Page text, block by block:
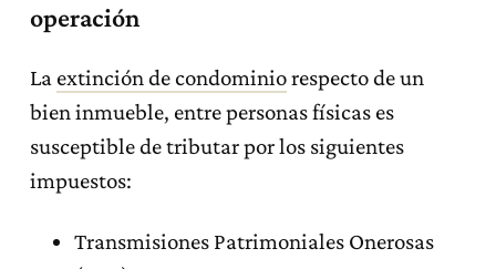
operación
Laextinción de condominiorespecto de un
bien inmueble, entre personas físicas es
susceptible de tributar por los siguientes
impuestos:
Transmisiones Patrimoniales Onerosas